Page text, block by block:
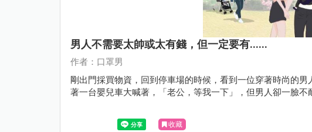
男人不需要太帥或太有錢，但一定要有......
作者：口罩男
剛出門採買物資，回到停車場的時候，看到一位穿著時尚的
著一台嬰兒車大喊著，「老公，等我一下」，但男人卻一臉不
收藏